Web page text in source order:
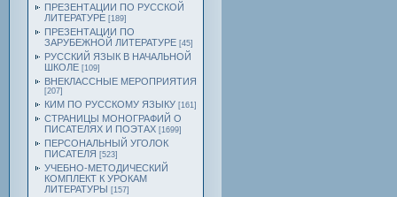
ПРЕЗЕНТАЦИИ ПО РУССКОЙ
ЛИТЕРАТУРЕ [189]
ПРЕЗЕНТАЦИИ ПО
ЗАРУБЕЖНОЙ ЛИТЕРАТУРЕ [45]
РУССКИЙ ЯЗЫК В НАЧАЛЬНОЙ
ШКОЛЕ [109]
ВНЕКЛАССНЫЕ МЕРОПРИЯТИЯ
[207]
КИМ ПО РУССКОМУ ЯЗЫКУ [161]
СТРАНИЦЫ МОНОГРАФИЙ О
ПИСАТЕЛЯХ И ПОЭТАХ [1699]
ПЕРСОНАЛЬНЫЙ УГОЛОК
ПИСАТЕЛЯ [523]
УЧЕБНО-МЕТОДИЧЕСКИЙ
КОМПЛЕКТ К УРОКАМ
ЛИТЕРАТУРЫ [157]